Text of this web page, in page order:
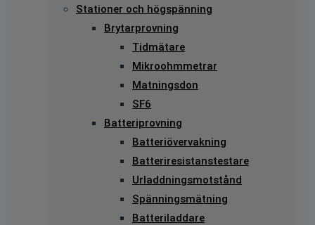
Stationer och högspänning
Brytarprovning
Tidmätare
Mikroohmmetrar
Matningsdon
SF6
Batteriprovning
Batteriövervakning
Batteriresistanstestare
Urladdningsmotstånd
Spänningsmätning
Batteriladdare